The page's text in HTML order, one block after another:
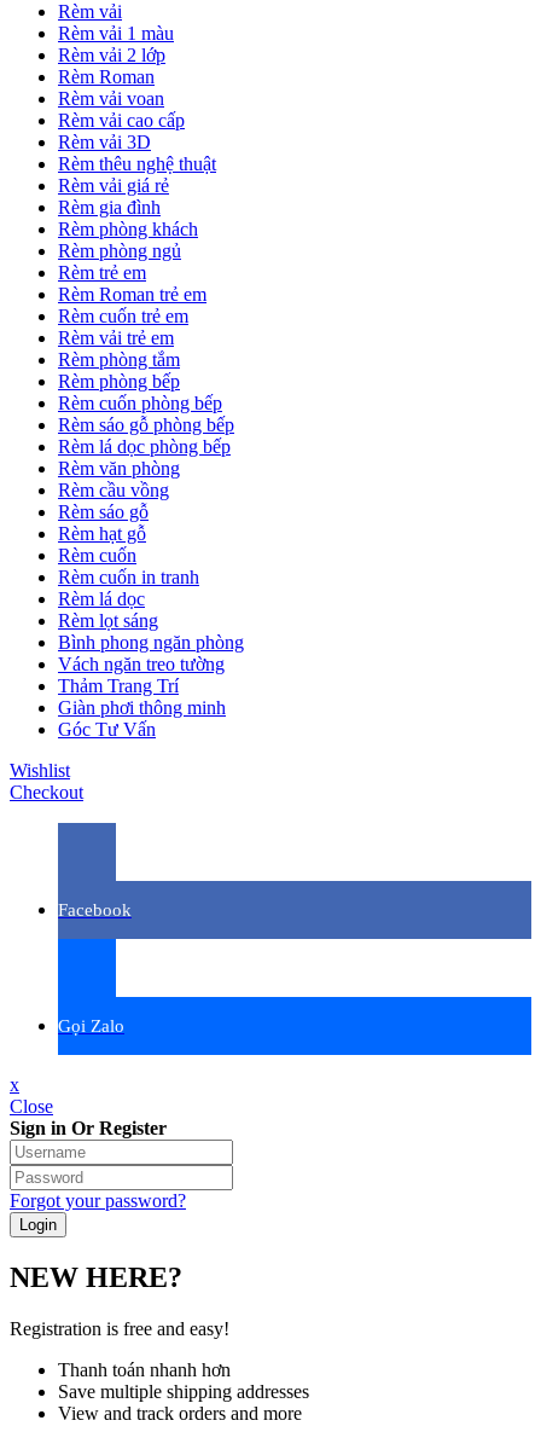
Rèm vải
Rèm vải 1 màu
Rèm vải 2 lớp
Rèm Roman
Rèm vải voan
Rèm vải cao cấp
Rèm vải 3D
Rèm thêu nghệ thuật
Rèm vải giá rẻ
Rèm gia đình
Rèm phòng khách
Rèm phòng ngủ
Rèm trẻ em
Rèm Roman trẻ em
Rèm cuốn trẻ em
Rèm vải trẻ em
Rèm phòng tắm
Rèm phòng bếp
Rèm cuốn phòng bếp
Rèm sáo gỗ phòng bếp
Rèm lá dọc phòng bếp
Rèm văn phòng
Rèm cầu vồng
Rèm sáo gỗ
Rèm hạt gỗ
Rèm cuốn
Rèm cuốn in tranh
Rèm lá dọc
Rèm lọt sáng
Bình phong ngăn phòng
Vách ngăn treo tường
Thảm Trang Trí
Giàn phơi thông minh
Góc Tư Vấn
Wishlist
Checkout
Facebook
Gọi Zalo
x
Close
Sign in Or Register
Forgot your password?
NEW HERE?
Registration is free and easy!
Thanh toán nhanh hơn
Save multiple shipping addresses
View and track orders and more